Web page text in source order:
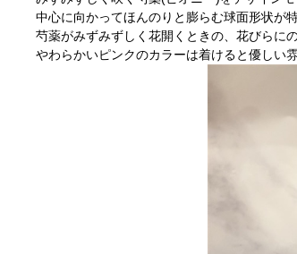
中心に向かってほんのりと膨らむ球面形状が特
芍薬がみずみずしく花開くときの、花びらに
やわらかいピンクのカラーは着けると優しい